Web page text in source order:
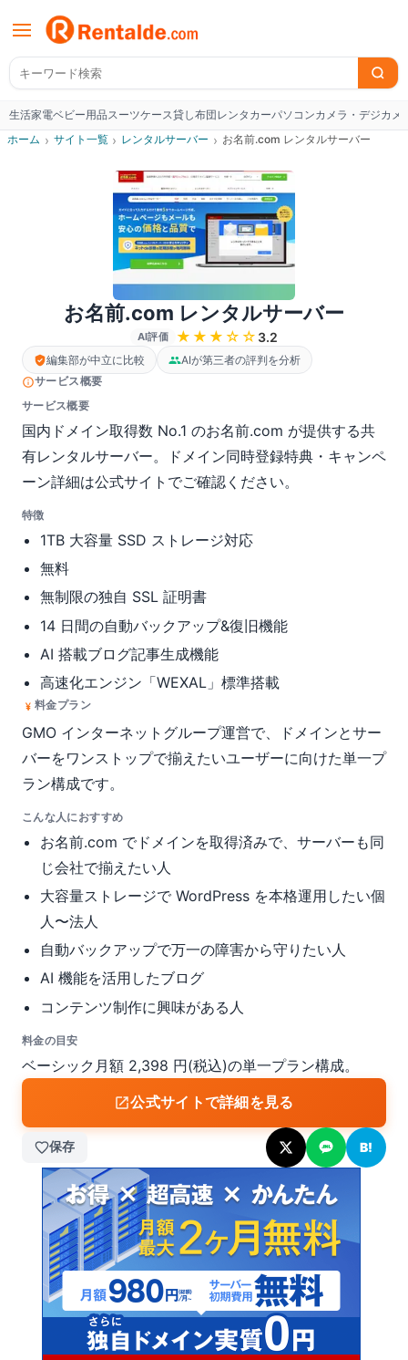
生活家電ベビー用品スーツケース貸し布団レンタカーパソコンカメラ・デジカメ
ホーム › サイト一覧 › レンタルサーバー › お名前.com レンタルサーバー
お名前.com レンタルサーバー
AI評価 ★★★ ☆☆ 3.2
編集部が中立に比較
AIが第三者の評判を分析
サービス概要
サービス概要
国内ドメイン取得数 No.1 のお名前.com が提供する共
有レンタルサーバー。ドメイン同時登録特典・キャンペ
ーン詳細は公式サイトでご確認ください。
特徴
1TB 大容量 SSD ストレージ対応
無料
無制限の独自 SSL 証明書
14 日間の自動バックアップ&復旧機能
AI 搭載ブログ記事生成機能
高速化エンジン「WEXAL」標準搭載
料金プラン
GMO インターネットグループ運営で、ドメインとサー
バーをワンストップで揃えたいユーザーに向けた単一プ
ラン構成です。
こんな人におすすめ
お名前.com でドメインを取得済みで、サーバーも同
じ会社で揃えたい人
大容量ストレージで WordPress を本格運用したい個
人〜法人
自動バックアップで万一の障害から守りたい人
AI 機能を活用したブログ
コンテンツ制作に興味がある人
料金の目安
ベーシック月額 2,398 円(税込)の単一プラン構成。
公式サイトで詳細を見る
保存 B!